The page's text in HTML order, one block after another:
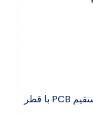
سوئیچ دکمه فشاری مربعی، محرک مستقیم PCB با قطر